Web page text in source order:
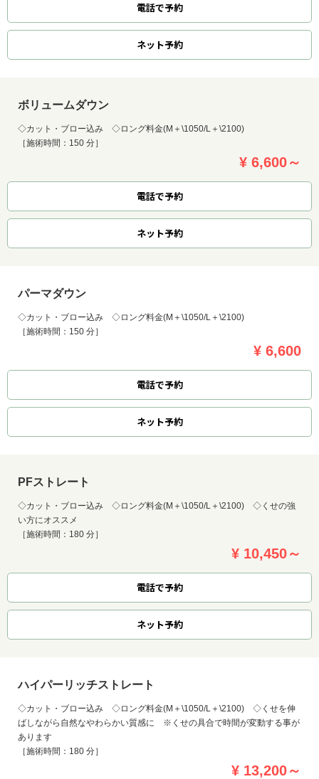
電話で予約
ネット予約
ボリュームダウン
◇カット・ブロー込み ◇ロング料金(M＋\1050/L＋\2100)
［施術時間：150 分］
¥ 6,600～
電話で予約
ネット予約
パーマダウン
◇カット・ブロー込み ◇ロング料金(M＋\1050/L＋\2100)
［施術時間：150 分］
¥ 6,600
電話で予約
ネット予約
PFストレート
◇カット・ブロー込み ◇ロング料金(M＋\1050/L＋\2100) ◇くせの強
い方にオススメ
［施術時間：180 分］
¥ 10,450～
電話で予約
ネット予約
ハイパーリッチストレート
◇カット・ブロー込み ◇ロング料金(M＋\1050/L＋\2100) ◇くせを伸
ばしながら自然なやわらかい質感に ※くせの具合で時間が変動する事が
あります
［施術時間：180 分］
¥ 13,200～